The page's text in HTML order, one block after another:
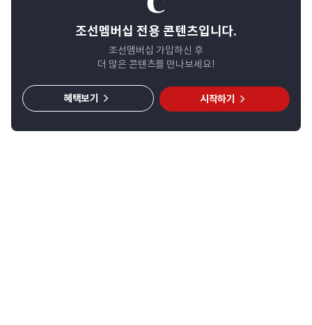
조선멤버십 전용 콘텐츠입니다.
조선멤버십 가입하신 후
더 많은 콘텐츠를 만나보세요!
시작하기
혜택보기